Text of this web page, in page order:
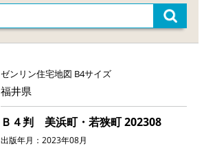
ゼンリン住宅地図 B4サイズ
福井県
Ｂ４判 美浜町・若狭町 202308
出版年月：2023年08月